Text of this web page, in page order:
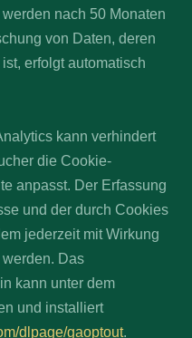
nach 50 Monaten
von Daten, deren
erfolgt automatisch
kann verhindert
die Cookie-
anpasst. Der Erfassung
und der durch Cookies
jederzeit mit Wirkung
Das
kann unter dem
und installiert
dlpage/gaoptout.